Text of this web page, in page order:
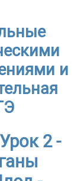
и
2 -